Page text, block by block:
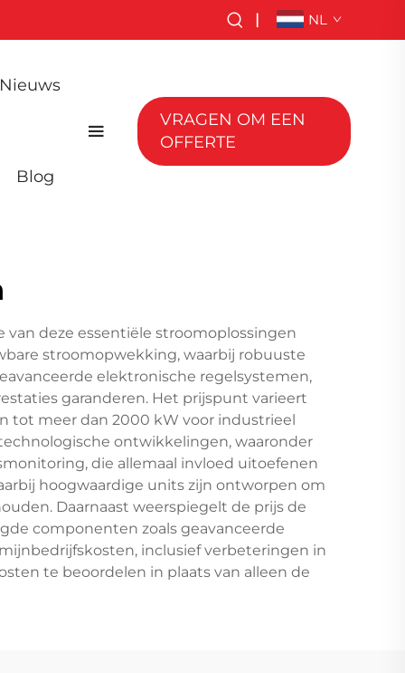
| NL
Nieuws
Blog
VRAGEN OM EEN
OFFERTE
deze essentiële stroomoplossingen
stroomopwekking, waarbij robuuste
elektronische regelsystemen,
garanderen. Het prijspunt varieert
tot meer dan 2000 kW voor industrieel
ontwikkelingen, waaronder
die allemaal invloed uitoefenen
hoogwaardige units zijn ontworpen om
Daarnaast weerspiegelt de prijs de
componenten zoals geavanceerde
inclusief verbeteringen in
te beoordelen in plaats van alleen de